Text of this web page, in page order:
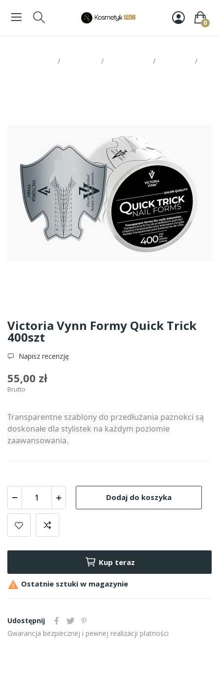
0
Victoria Vynn Formy Quick Trick
400szt
Napisz recenzję
55,00 zł
Brutto
Transparentne szablony do przedłużania paznokci są
doskonałe dla stylistek na każdym poziomie
zaawansowania.
Dodaj do koszyka
Kup teraz
 Ostatnie sztuki w magazynie
Udostępnij
Gwarancja bezpiecznej i pewnej realizacji płatności